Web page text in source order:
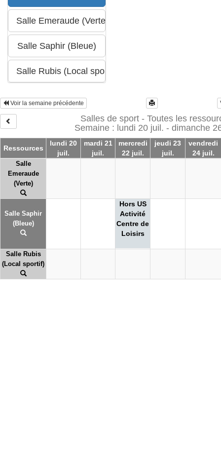
Voir la semaine précédente
Salles de sport - Toutes les
Semaine : lundi 20 juil. - dimanche
Ressources
lundi 20
juil.
mardi 21
juil.
mercredi
22 juil.
jeudi 23
juil.
vendredi
24 juil.
Salle
Emeraude
(Verte)
Salle Saphir
(Bleue)
Hors US
Activité
Centre de
Loisirs
Salle Rubis
(Local sportif)